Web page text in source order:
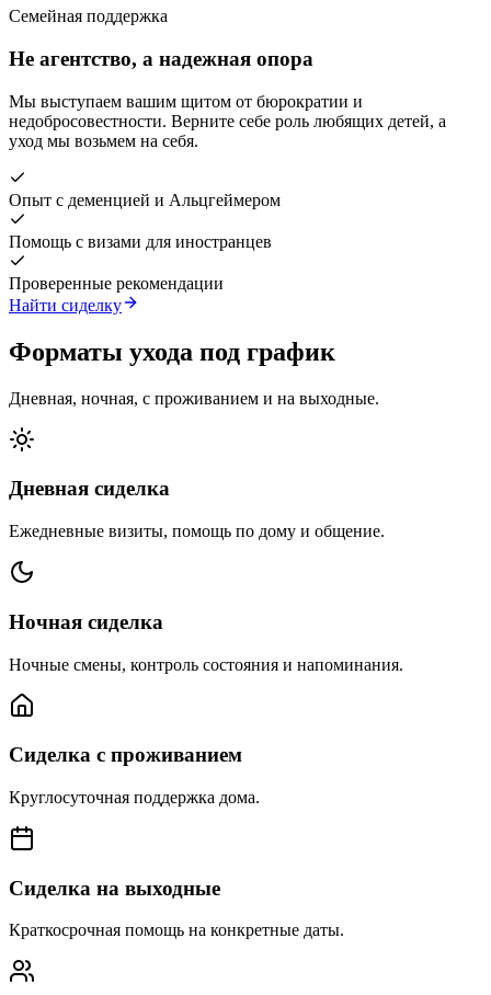
Семейная поддержка
Не агентство, а надежная опора
Мы выступаем вашим щитом от бюрократии и
недобросовестности. Верните себе роль любящих детей, а
уход мы возьмем на себя.
Опыт с деменцией и Альцгеймером
Помощь с визами для иностранцев
Проверенные рекомендации
Найти сиделку
Форматы ухода под график
Дневная, ночная, с проживанием и на выходные.
Дневная сиделка
Ежедневные визиты, помощь по дому и общение.
Ночная сиделка
Ночные смены, контроль состояния и напоминания.
Сиделка с проживанием
Круглосуточная поддержка дома.
Сиделка на выходные
Краткосрочная помощь на конкретные даты.